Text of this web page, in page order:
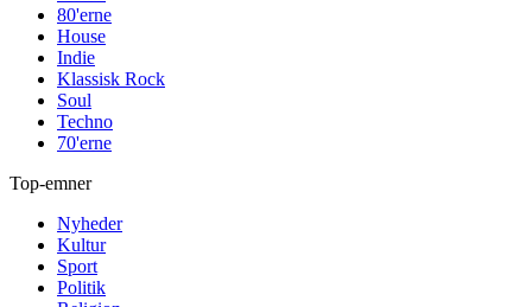
80'erne
House
Indie
Klassisk Rock
Soul
Techno
70'erne
Top-emner
Nyheder
Kultur
Sport
Politik